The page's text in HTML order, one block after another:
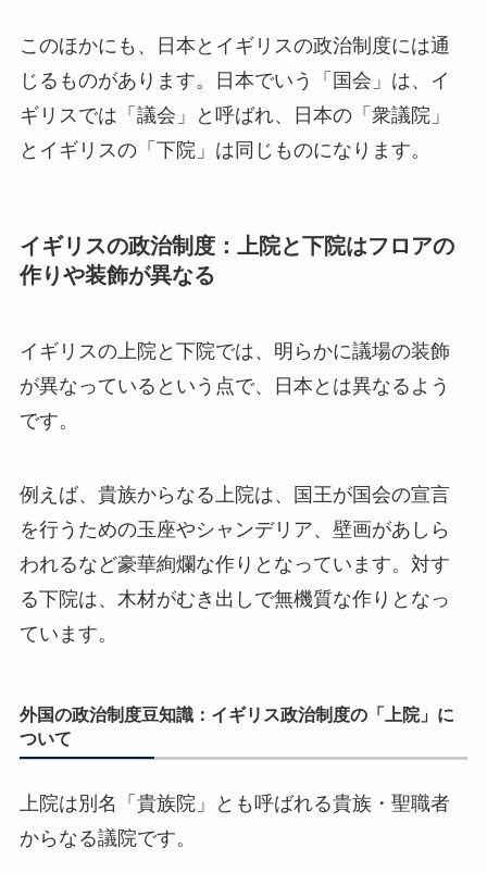
このほかにも、日本とイギリスの政治制度には通
じるものがあります。日本でいう「国会」は、イ
ギリスでは「議会」と呼ばれ、日本の「衆議院」
とイギリスの「下院」は同じものになります。
イギリスの政治制度：上院と下院はフロアの
作りや装飾が異なる
イギリスの上院と下院では、明らかに議場の装飾
が異なっているという点で、日本とは異なるよう
です。
例えば、貴族からなる上院は、国王が国会の宣言
を行うための玉座やシャンデリア、壁画があしら
われるなど豪華絢爛な作りとなっています。対す
る下院は、木材がむき出しで無機質な作りとなっ
ています。
外国の政治制度豆知識：イギリス政治制度の「上院」に
ついて
上院は別名「貴族院」とも呼ばれる貴族・聖職者
からなる議院です。